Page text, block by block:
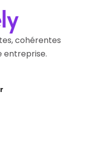
cohérentes
entreprise.